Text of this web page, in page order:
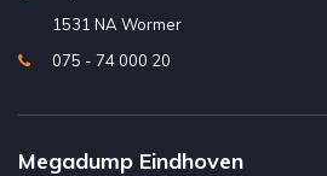
1531 NA Wormer
075 - 74 000 20
Megadump Eindhoven